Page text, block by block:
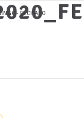
- FECHADO